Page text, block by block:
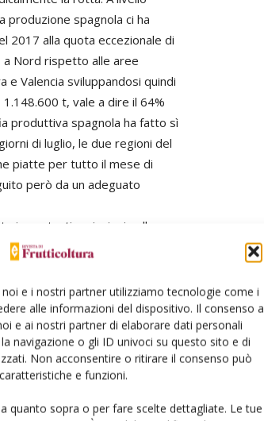
e i nostri partner utilizziamo tecnologie come i
alle informazioni del dispositivo. Il consenso a
e ai nostri partner di elaborare dati personali
navigazione o gli ID univoci su questo sito e di
Non acconsentire o ritirare il consenso può
e funzioni.
quanto sopra o per fare scelte dettagliate. Le tue
spagnola ci ha
2017 alla quota eccezionale di
a Nord rispetto alle aree
Valencia sviluppandosi quindi
t, vale a dire il 64%
produttiva spagnola ha fatto sì
di luglio, le due regioni del
piatte per tutto il mese di
però da un adeguato
importanti variazioni nella
al Nord. Questo
da Emilia-Romagna,
continuo aumento del numero
fra percoche e platicarpa
proliferar, nessuno si è
alla incomprensione delle
queste varietà in modo
e sceglie senza